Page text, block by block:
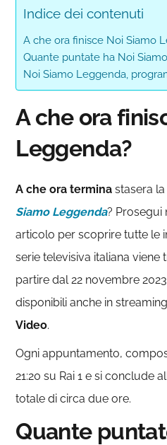
Indice dei contenuti
A che ora finisce Noi Siamo
Quante puntate ha Noi
Noi Siamo Leggenda,
A che ora
Leggenda?
A che ora termina stasera
Siamo Leggenda? Prosegui
articolo per scoprire tutte le
serie televisiva italiana viene
partire dal 22 novembre
disponibili anche in
Video.
Ogni appuntamento,
21:20 su Rai 1 e si conclude
totale di circa due ore.
Quante